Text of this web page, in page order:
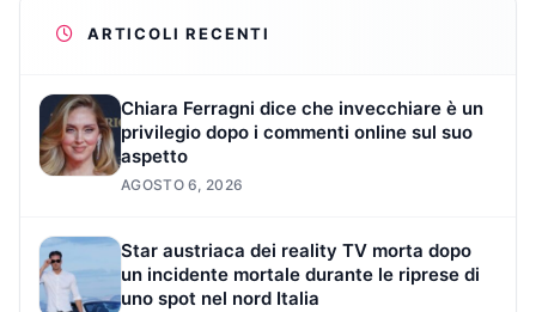
ARTICOLI RECENTI
Chiara Ferragni dice che invecchiare è un
privilegio dopo i commenti online sul suo
aspetto
AGOSTO 6, 2026
Star austriaca dei reality TV morta dopo
un incidente mortale durante le riprese di
uno spot nel nord Italia